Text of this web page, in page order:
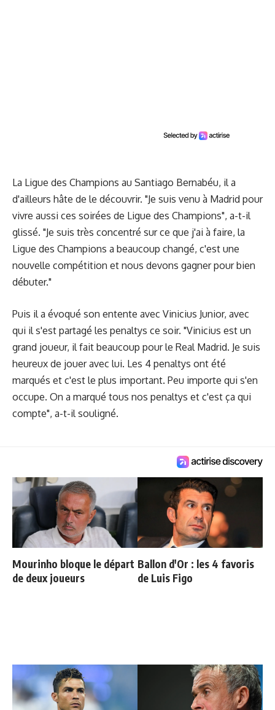
La Ligue des Champions au Santiago Bernabéu, il a
d'ailleurs hâte de le découvrir. "Je suis venu à Madrid pour
vivre aussi ces soirées de Ligue des Champions", a-t-il
glissé. "Je suis très concentré sur ce que j'ai à faire, la
Ligue des Champions a beaucoup changé, c'est une
nouvelle compétition et nous devons gagner pour bien
débuter."
Puis il a évoqué son entente avec Vinicius Junior, avec
qui il s'est partagé les penaltys ce soir. "Vinicius est un
grand joueur, il fait beaucoup pour le Real Madrid. Je suis
heureux de jouer avec lui. Les 4 penaltys ont été
marqués et c'est le plus important. Peu importe qui s'en
occupe. On a marqué tous nos penaltys et c'est ça qui
compte", a-t-il souligné.
Mourinho bloque le départ
de deux joueurs
Ballon d'Or : les 4 favoris
de Luis Figo